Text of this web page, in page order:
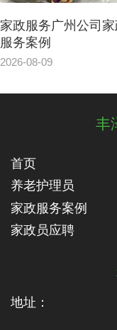
家政服务广州公司
服务案例
2026-08-09
丰
首页
养老护理员
家政服务案例
家政员应聘
地址：